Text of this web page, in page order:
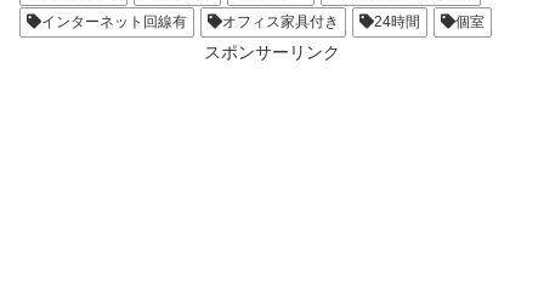
インターネット回線有
オフィス家具付き 24時間 個室
スポンサーリンク